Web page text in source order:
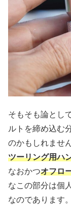
そもそも論とし
ルトを締め込む
のかもしれませ
ツーリング用ハ
なおかつオフロ
なこの部分は個
なのであります。